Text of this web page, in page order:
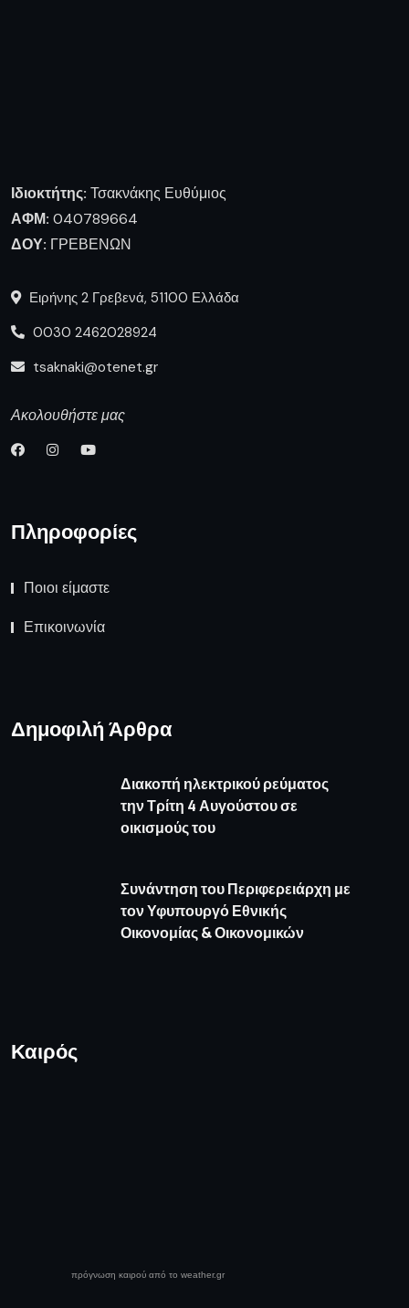
Ιδιοκτήτης: Τσακνάκης Ευθύμιος
ΑΦΜ: 040789664
ΔΟΥ: ΓΡΕΒΕΝΩΝ
Ειρήνης 2 Γρεβενά, 51100 Ελλάδα
0030 2462028924
tsaknaki@otenet.gr
Ακολουθήστε μας
Πληροφορίες
Ποιοι είμαστε
Επικοινωνία
Δημοφιλή Άρθρα
Διακοπή ηλεκτρικού ρεύματος
την Τρίτη 4 Αυγούστου σε
οικισμούς του
Συνάντηση του Περιφερειάρχη με
τον Υφυπουργό Εθνικής
Οικονομίας & Οικονομικών
Καιρός
πρόγνωση καιρού από το weather.gr